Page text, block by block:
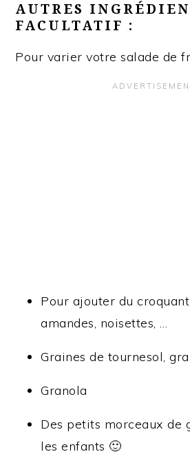
AUTRES
FACULTATIF :
Pour varier votre salade de
Pour ajouter du
amandes, noisettes, …
Graines de tournesol,
Granola
Des petits morceaux de
les enfants 🙂